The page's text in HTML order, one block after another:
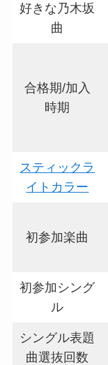
好きな乃木坂
曲
合格期/加入
時期
スティックラ
イトカラー
初参加楽曲
初参加シング
ル
シングル表題
曲選抜回数